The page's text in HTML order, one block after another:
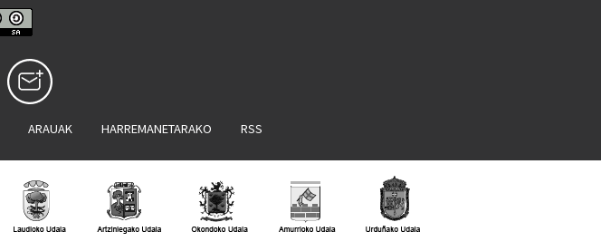
ARAUAK HARREMANETARAKO RSS